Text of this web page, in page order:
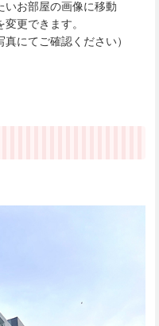
お部屋の画像に移動
更できます。
にてご確認ください）